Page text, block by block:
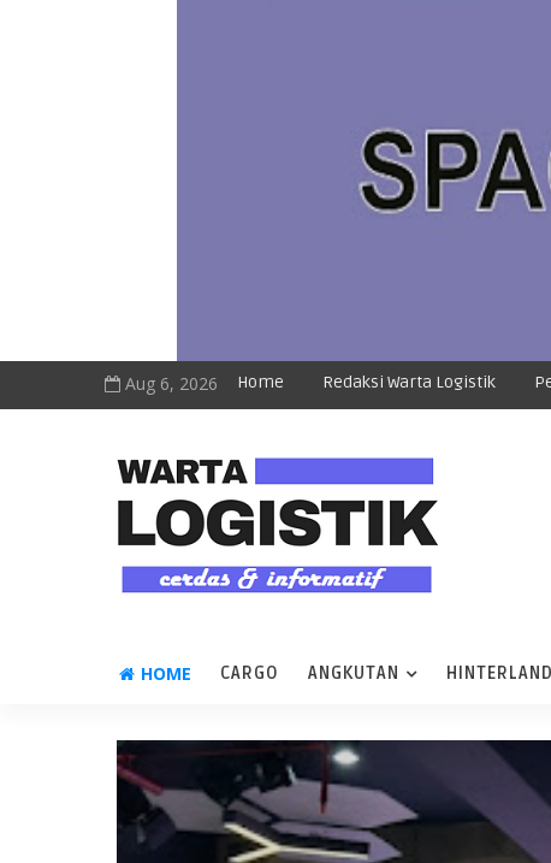
Aug 6, 2026 Home Redaksi Warta Logistik
HOME CARGO ANGKUTAN HINTERLAND